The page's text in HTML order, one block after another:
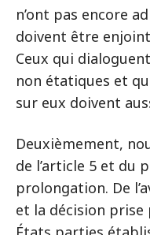
n’ont pas encore
doivent être
Ceux qui
non étatiques et
sur eux doivent
Deuxièmement,
de l’article 5 et du
prolongation. De
et la décision prise